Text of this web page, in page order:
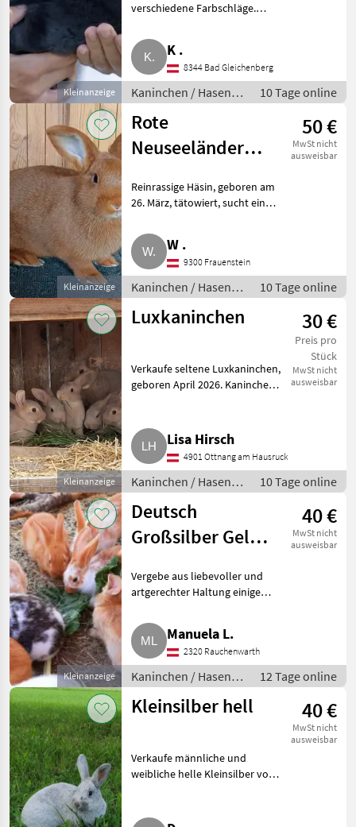
Kleinanzeige
verschiedene Farbschläge.
Jungkaninchen
K .
8344 Bad Gleichenberg
Kaninchen / Hasen /
Jungkaninchen
10 Tage online
Kleinanzeige
Rote
Neuseeländer
50 €
MwSt nicht
ausweisbar
Reinrassige Häsin, geboren am
26. März, tätowiert, sucht ein
Tiere sehr am Herzen liegen
und es sich um Lebewesen
handelt, werde ich vor
W .
9300 Frauenstein
Kaninchen / Hasen /
Jungkaninchen
10 Tage online
Kleinanzeige
Luxkaninchen 30 €
Preis pro
Stück
MwSt nicht
ausweisbar
Verkaufe seltene Luxkaninchen,
geboren April 2026. Kaninchen /
Lisa Hirsch
4901 Ottnang am Hausruck
Kaninchen / Hasen /
Jungkaninchen
10 Tage online
Kleinanzeige
Deutsch
Großsilber Gelb,
Kaninchen
40 €
MwSt nicht
ausweisbar
Vergebe aus liebevoller und
artgerechter Haltung einige
reinrassiger Deutsch Großsilber
Gelb und die Mutter Schecken,
Japaner, Rote Neus
Manuela L.
2320 Rauchenwarth
Kaninchen / Hasen /
Jungkaninchen
12 Tage online
Kleinsilber hell 40 €
MwSt nicht
ausweisbar
Verkaufe männliche und
weibliche helle Kleinsilber vom
Kleinsilber gehören zu den